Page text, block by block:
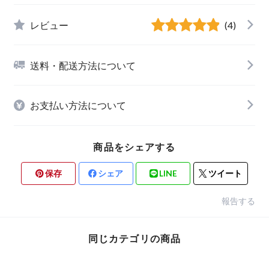
レビュー (4)
送料・配送方法について
お支払い方法について
商品をシェアする
保存 シェア LINE ツイート
報告する
同じカテゴリの商品